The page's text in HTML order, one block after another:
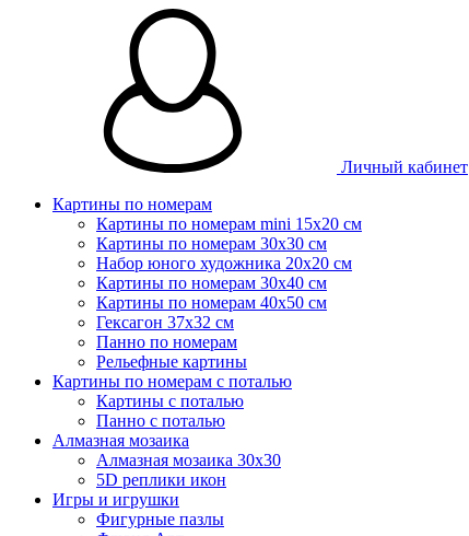
Личный кабинет
Картины по номерам
Картины по номерам mini 15х20 см
Картины по номерам 30x30 см
Набор юного художника 20х20 см
Картины по номерам 30х40 см
Картины по номерам 40х50 см
Гексагон 37х32 см
Панно по номерам
Рельефные картины
Картины по номерам с поталью
Картины с поталью
Панно с поталью
Алмазная мозаика
Алмазная мозаика 30х30
5D реплики икон
Игры и игрушки
Фигурные пазлы